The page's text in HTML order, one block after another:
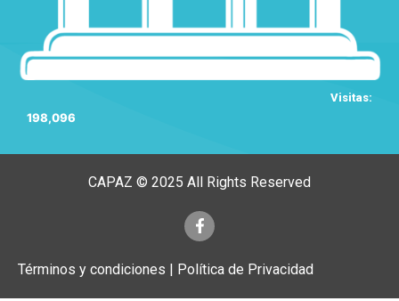
Visitas:
198,096
CAPAZ © 2025 All Rights Reserved
Términos y condiciones | Política de Privacidad